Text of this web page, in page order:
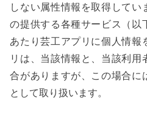
しない属性情報を取得してい
の提供する各種サービス（以
あたり芸工アプリに個人情報
リは、当該情報と、当該利
合がありますが、この場合に
として取り扱います。